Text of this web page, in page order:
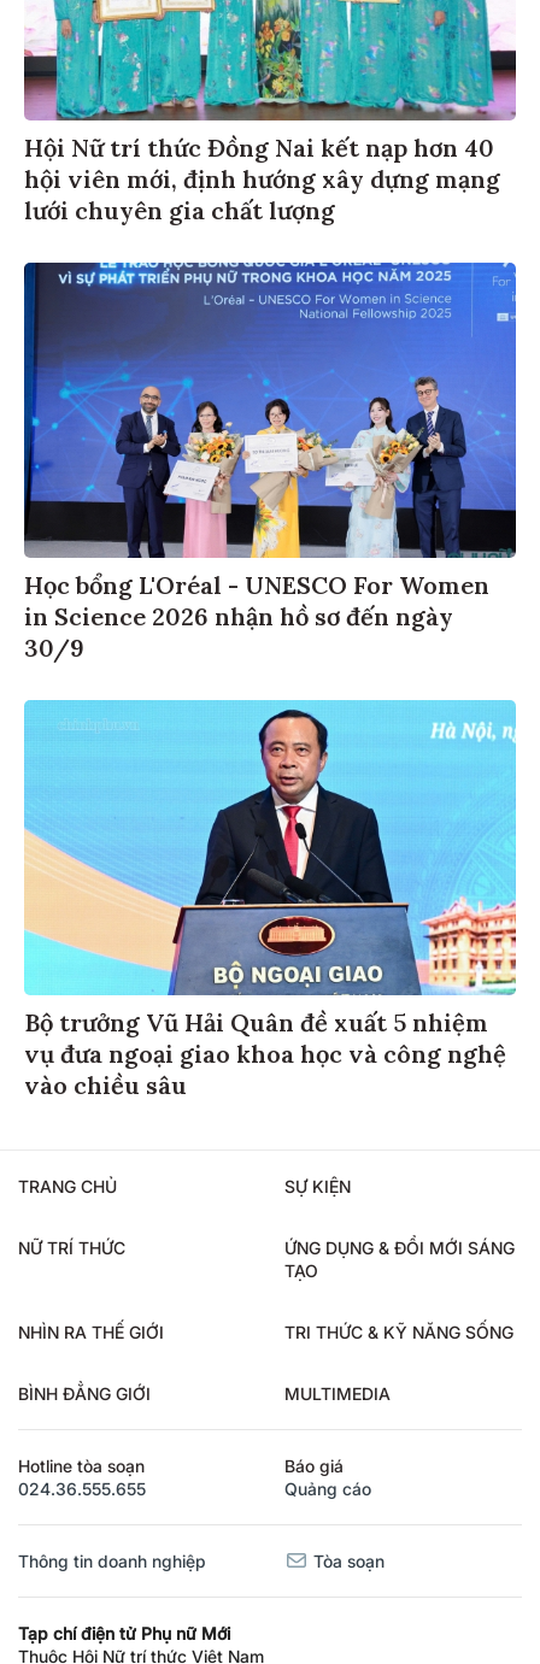
Hội Nữ trí thức Đồng Nai kết nạp hơn 40
hội viên mới, định hướng xây dựng mạng
lưới chuyên gia chất lượng
Học bổng L'Oréal - UNESCO For Women
in Science 2026 nhận hồ sơ đến ngày
30/9
Bộ trưởng Vũ Hải Quân đề xuất 5 nhiệm
vụ đưa ngoại giao khoa học và công nghệ
vào chiều sâu
TRANG CHỦ SỰ KIỆN
NỮ TRÍ THỨC
ỨNG DỤNG & ĐỔI MỚI SÁNG
TẠO
NHÌN RA THẾ GIỚI TRI THỨC & KỸ NĂNG SỐNG
BÌNH ĐẲNG GIỚI MULTIMEDIA
Hotline tòa soạn
024.36.555.655
Báo giá
Quảng cáo
Thông tin doanh nghiệp Tòa soạn
Tạp chí điện tử Phụ nữ Mới
Thuộc Hội Nữ trí thức Việt Nam